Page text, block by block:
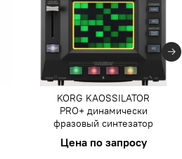
KORG KAOSSILATOR
PRO+ динамически
фразовый синтезатор
Цена по запросу